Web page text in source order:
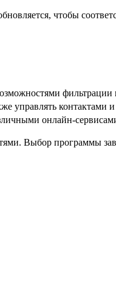
чтобы
фильтрации
управлять контактами
онлайн-
Выбор программы